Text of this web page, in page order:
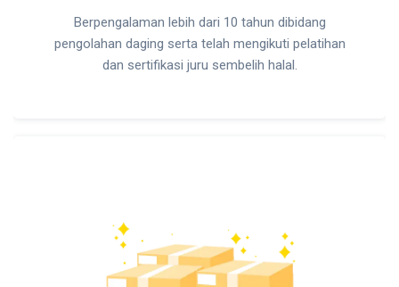
Berpengalaman lebih dari 10 tahun dibidang
pengolahan daging serta telah mengikuti pelatihan
dan sertifikasi juru sembelih halal.